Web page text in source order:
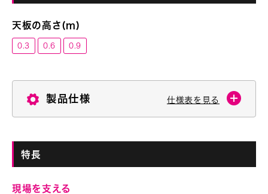
天板の高さ(m)
0.3 0.6 0.9
製品仕様 仕様表を見る
特長
現場を支える